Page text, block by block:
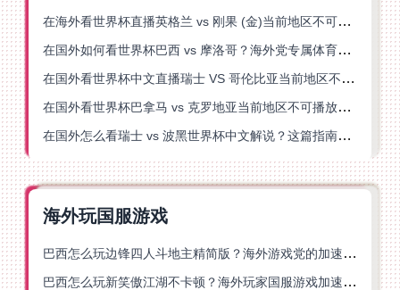
在海外看世界杯直播英格兰 vs 刚果 (金)当前地区不可播放？这篇指南帮你突破所有限制
在国外如何看世界杯巴西 vs 摩洛哥？海外党专属体育观赛指南来了
在国外看世界杯中文直播瑞士 VS 哥伦比亚当前地区不可播放？这篇指南帮你搞定
在国外看世界杯巴拿马 vs 克罗地亚当前地区不可播放？这篇指南帮你轻松解决海外体育直播难题
在国外怎么看瑞士 vs 波黑世界杯中文解说？这篇指南帮你搞定所有地区限制问题
海外玩国服游戏
巴西怎么玩边锋四人斗地主精简版？海外游戏党的加速器终极选择
巴西怎么玩新笑傲江湖不卡顿？海外玩家国服游戏加速终极指南（附猫和老鼠一梦江湖实测）